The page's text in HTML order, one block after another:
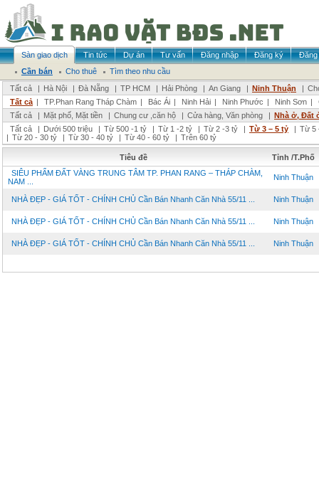
Sàn giao dịch Tin tức Dự án Tư vấn Đăng nhập Đăng ký
Đăng
Cần bán
Cho thuê
Tìm theo nhu cầu
Tất cả
| Hà Nội | Đà Nẵng | TP HCM | Hải Phòng | An Giang | Ninh Thuận |
Tất cả | TP.Phan Rang Tháp Chàm | Bác Ái | Ninh Hải | Ninh Phước | Ninh Sơn |
Tất cả
| Mặt phố, Mặt tiền | Chung cư ,căn hộ | Cửa hàng, Văn phòng | Nhà ở, Đất
Tất cả
| Dưới 500 triệu | Từ 500 -1 tỷ | Từ 1 -2 tỷ | Từ 2 -3 tỷ | Từ 3 – 5 tỷ | Từ 5
| Từ 20 - 30 tỷ | Từ 30 - 40 tỷ | Từ 40 - 60 tỷ | Trên 60 tỷ
Tiêu đề
Tỉnh /T.Phố
SIÊU PHẨM ĐẤT VÀNG TRUNG TÂM TP. PHAN RANG – THÁP CHÀM,
NAM ...
Ninh Thuận
NHÀ ĐẸP - GIÁ TỐT - CHÍNH CHỦ Cần Bán Nhanh Căn Nhà 55/11 ... Ninh Thuận
NHÀ ĐẸP - GIÁ TỐT - CHÍNH CHỦ Cần Bán Nhanh Căn Nhà 55/11 ... Ninh Thuận
NHÀ ĐẸP - GIÁ TỐT - CHÍNH CHỦ Cần Bán Nhanh Căn Nhà 55/11 ... Ninh Thuận